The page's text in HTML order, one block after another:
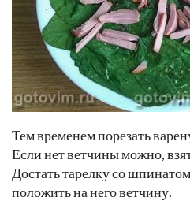
Тем временем порезать
Если нет ветчины можно,
Достать тарелку со
положить на него ветчину.